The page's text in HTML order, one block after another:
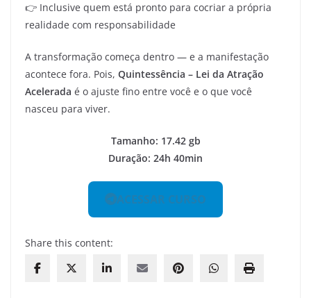
👉 Inclusive quem está pronto para cocriar a própria
realidade com responsabilidade
A transformação começa dentro — e a manifestação
acontece fora. Pois, Quintessência – Lei da Atração
Acelerada é o ajuste fino entre você e o que você
nasceu para viver.
Tamanho: 17.42 gb
Duração: 24h 40min
ACESSAR CURSO
Share this content: